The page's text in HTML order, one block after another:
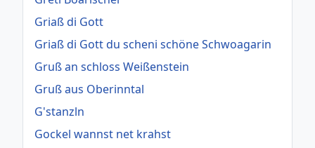
Griaß di Gott
Griaß di Gott du scheni schöne Schwoagarin
Gruß an schloss Weißenstein
Gruß aus Oberinntal
G'stanzln
Gockel wannst net krahst